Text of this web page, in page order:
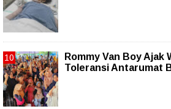
Rommy Van Boy Ajak
Toleransi Antarumat